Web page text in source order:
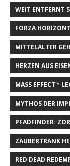
WEIT ENTFERNT 5
FORZA
MITTELALTER
HERZEN AUS
MASS EFFECT™
MYTHOS DER
PFADFINDER:
ZAUBERTRANK
RED DEAD